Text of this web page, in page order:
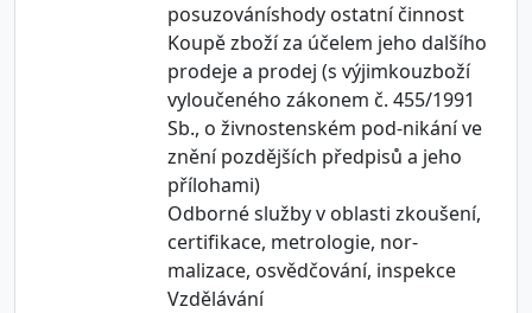
posuzováníshody ostatní činnost
Koupě zboží za účelem jeho dalšího
prodeje a prodej (s výjimkouzboží
vyloučeného zákonem č. 455/1991
Sb., o živnostenském pod-nikání ve
znění pozdějších předpisů a jeho
přílohami)
Odborné služby v oblasti zkoušení,
certifikace, metrologie, nor-
malizace, osvědčování, inspekce
Vzdělávání